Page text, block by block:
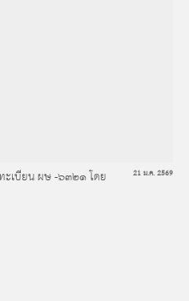
ะเบียน ผษ -๖๓๒๑ โดย
21 ม.ค. 2569